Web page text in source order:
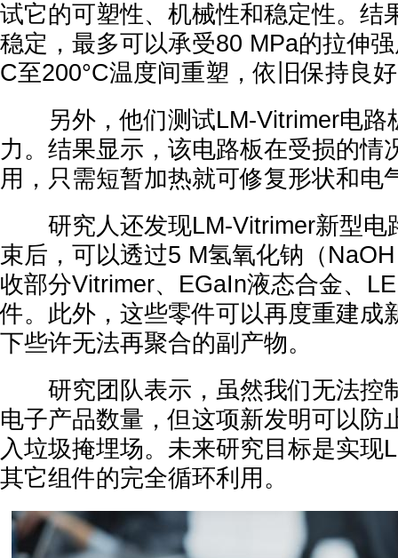
试它的可塑性、机械性和稳定性。结
稳定，最多可以承受80 MPa的拉伸
C至200°C温度间重塑，依旧保持良
另外，他们测试LM-Vitrimer电路
力。结果显示，该电路板在受损的情
用，只需短暂加热就可修复形状和电
研究人还发现LM-Vitrimer新型电
束后，可以透过5 M氢氧化钠（
收部分Vitrimer、EGaIn液态合金、
件。此外，这些零件可以再度重建成
下些许无法再聚合的副产物。
研究团队表示，虽然我们无法控
电子产品数量，但这项新发明可以防
入垃圾掩埋场。未来研究目标是实现
其它组件的完全循环利用。